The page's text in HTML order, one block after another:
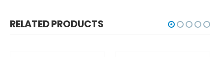
RELATED PRODUCTS